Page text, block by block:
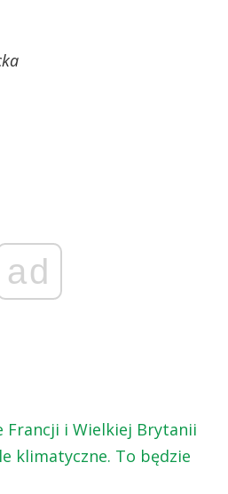
ad
Francji i Wielkiej Brytanii
klimatyczne. To będzie